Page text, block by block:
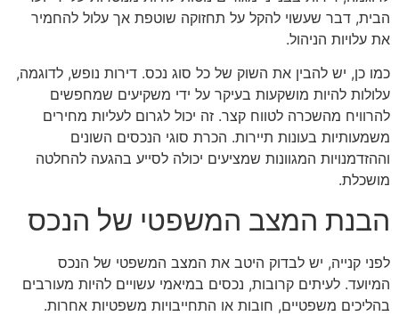
הבית, דבר שעשוי להקל על תחזוקה שוטפת אך עלול להחמיר
את עלויות הניהול.
כמו כן, יש להבין את השוק של כל סוג נכס. דירות נופש, לדוגמה,
עלולות להיות מושקעות בעיקר על ידי משקיעים שמחפשים
להרוויח מהשכרה לטווח קצר. זה יכול לגרום לעליות מחירים
משמעותיות בעונות תיירות. הכרת סוגי הנכסים השונים
וההזדמנויות המגוונות שמציעים יכולה לסייע בהגעה להחלטה
מושכלת.
הבנת המצב המשפטי של הנכס
לפני קנייה, יש לבדוק היטב את המצב המשפטי של הנכס
המיועד. לעיתים קרובות, נכסים במיאמי עשויים להיות מעורבים
בהליכים משפטיים, חובות או התחייבויות משפטיות אחרות.